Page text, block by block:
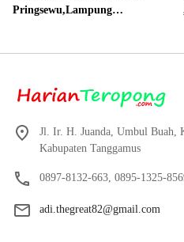
Pringsewu,Lampung
Jl. Ir. H. Juanda, Umbul Buah,
Kabupaten Tanggamus
0897-8132-663, 0895-1325-
adi.thegreat82@gmail.com